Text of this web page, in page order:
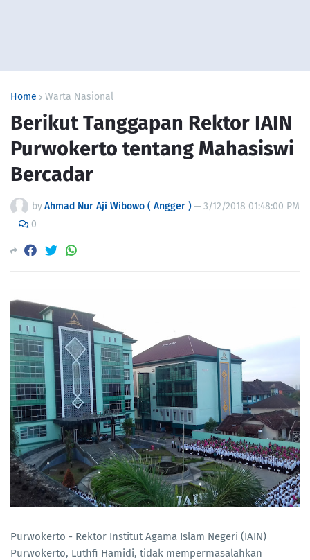
Home Warta Nasional
Berikut Tanggapan Rektor IAIN
Purwokerto tentang Mahasiswi
Bercadar
byAhmad Nur Aji Wibowo ( Angger )—3/12/2018 01:48:00 PM
0
Purwokerto - Rektor Institut Agama Islam Negeri (IAIN)
Purwokerto, Luthfi Hamidi, tidak mempermasalahkan